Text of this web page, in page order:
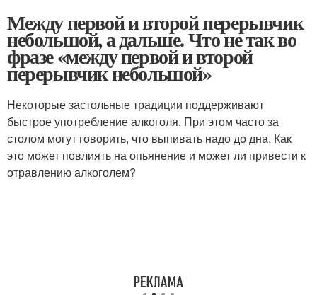
Между первой и второй перерывчик
небольшой, а дальше. Что не так во
фразе «между первой и второй
перерывчик небольшой»
Некоторые застольные традиции поддерживают
быстрое употребление алкоголя. При этом часто за
столом могут говорить, что выпивать надо до дна. Как
это может повлиять на опьянение и может ли привести к
отравлению алкоголем?